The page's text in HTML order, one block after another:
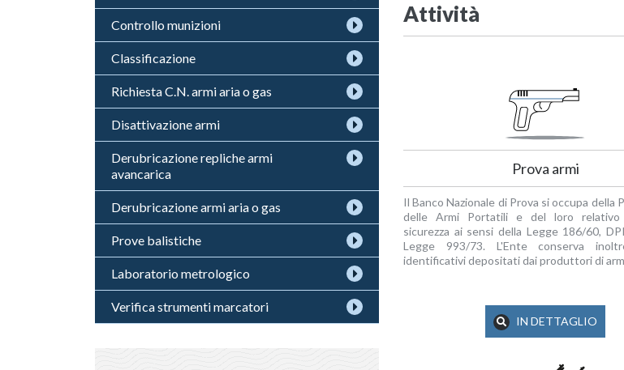
Controllo munizioni
Classificazione
Richiesta C.N. armi aria o gas
Disattivazione armi
Derubricazione repliche armi
avancarica
Derubricazione armi aria o gas
Prove balistiche
Laboratorio metrologico
Verifica strumenti marcatori
Attività
Prova armi
Il Banco Nazionale di Prova si occupa della
delle Armi Portatili e del loro relativo
sicurezza ai sensi della Legge 186/60,
Legge 993/73. L'Ente conserva
identificativi depositati dai produttori di
IN DETTAGLIO